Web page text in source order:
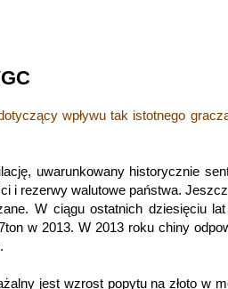
wpływu tak istotnego
uwarunkowany historycznie
i rezerwy walutowe państwa.
W ciągu ostatnich dziesięciu
w 2013. W 2013 roku chiny
jest wzrost popytu na złoto w